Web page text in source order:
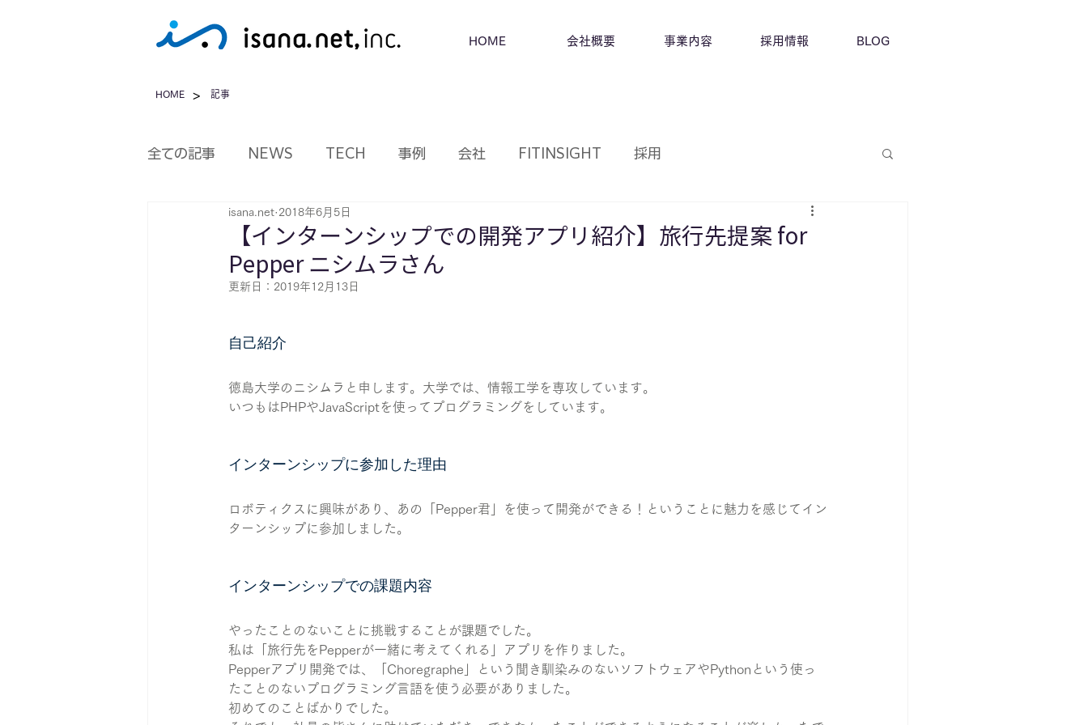
HOME 会社概要 事業内容 採用情報 BLOG
全ての記事 NEWS TECH 事例 会社 FITINSIGHT 採用
【インターンシップでの開発アプリ紹介】旅行先提案 for
Pepper ニシムラさん
isana.net 2018年6月5日
更新日： 2019年12月13日
自己紹介
徳島大学のニシムラと申します。大学では、情報工学を専攻しています。
いつもはPHPやJavaScriptを使ってプログラミングをしています。
インターンシップに参加した理由
ロボティクスに興味があり、あの「Pepper君」を使って開発ができる！ということに魅力を感じてイン
ターンシップに参加しました。
インターンシップでの課題内容
やったことのないことに挑戦することが課題でした。
私は「旅行先をPepperが一緒に考えてくれる」アプリを作りました。
Pepperアプリ開発では、「Choregraphe」という聞き馴染みのないソフトウェアやPythonという使っ
たことのないプログラミング言語を使う必要がありました。
初めてのことばかりでした。
HOME > 記事